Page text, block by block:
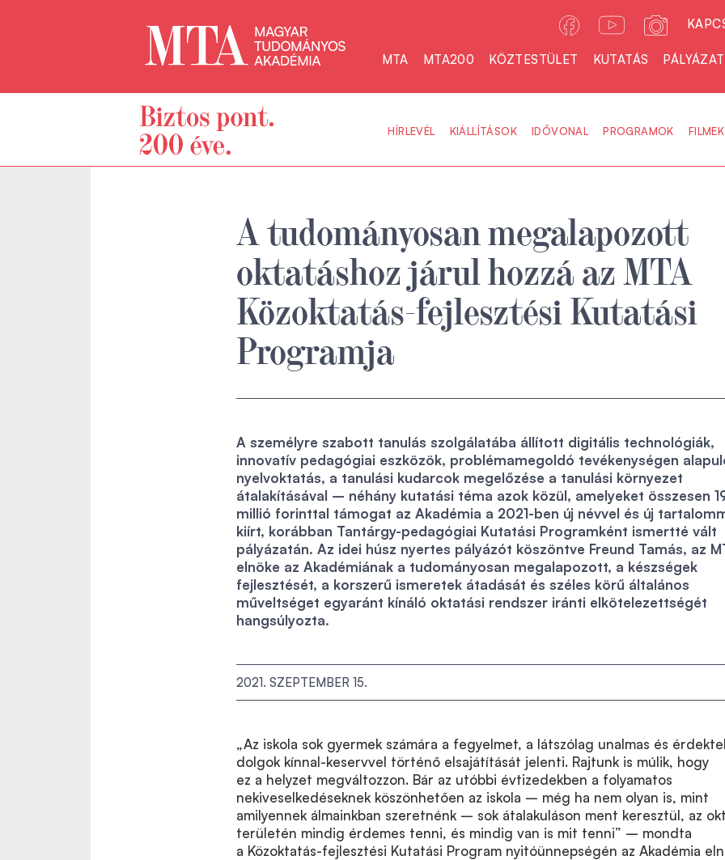
MTA MTA200 KÖZTESTÜLET KUTATÁS
HÍRLEVÉL KIÁLLÍTÁSOK IDŐVONAL PROGRAMOK FILMEK
A tudományosan megalapozott
oktatáshoz járul hozzá az MTA
Közoktatás-fejlesztési Kutatási
Programja
A személyre szabott tanulás szolgálatába állított digitális technológiák,
innovatív pedagógiai eszközök, problémamegoldó tevékenységen
nyelvoktatás, a tanulási kudarcok megelőzése a tanulási környezet
átalakításával – néhány kutatási téma azok közül, amelyeket összesen
millió forinttal támogat az Akadémia a 2021-ben új névvel és új
kiírt, korábban Tantárgy-pedagógiai Kutatási Programként ismertté vált
pályázatán. Az idei húsz nyertes pályázót köszöntve Freund Tamás, az
elnöke az Akadémiának a tudományosan megalapozott, a készségek
fejlesztését, a korszerű ismeretek átadását és széles körű általános
műveltséget egyaránt kínáló oktatási rendszer iránti elkötelezettségét
hangsúlyozta.
2021. SZEPTEMBER 15.
„Az iskola sok gyermek számára a fegyelmet, a látszólag unalmas és
dolgok kínnal-keservvel történő elsajátítását jelenti. Rajtunk is múlik, hogy
ez a helyzet megváltozzon. Bár az utóbbi évtizedekben a folyamatos
nekiveselkedéseknek köszönhetően az iskola – még ha nem olyan is, mint
amilyennek álmainkban szeretnénk – sok átalakuláson ment keresztül, az
területén mindig érdemes tenni, és mindig van is mit tenni” – mondta
a Közoktatás-fejlesztési Kutatási Program nyitóünnepségén az Akadémia